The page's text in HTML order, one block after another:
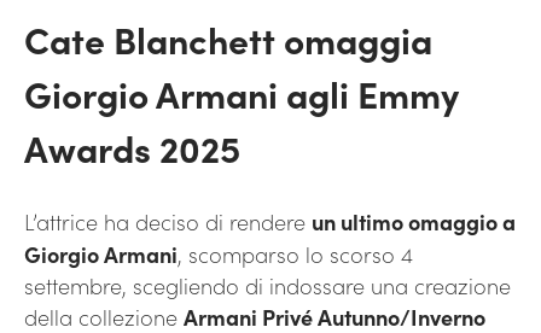
Cate Blanchett omaggia
Giorgio Armani agli Emmy
Awards 2025
L’attrice ha deciso di rendere un ultimo omaggio a
Giorgio Armani, scomparso lo scorso 4
settembre, scegliendo di indossare una creazione
della collezione Armani Privé Autunno/Inverno